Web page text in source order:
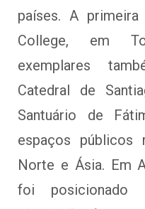
países. A
College, em
exemplares
Catedral de
Santuário de
espaços públicos
Norte e Ásia. Em
foi